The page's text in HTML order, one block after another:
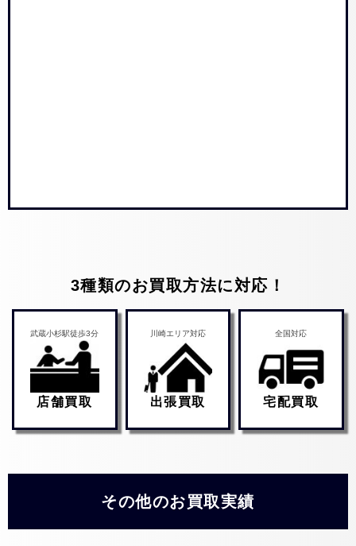
3種類のお買取方法に対応！
武蔵小杉駅徒歩3分
店舗買取
川崎エリア対応
出張買取
全国対応
宅配買取
その他のお買取実績